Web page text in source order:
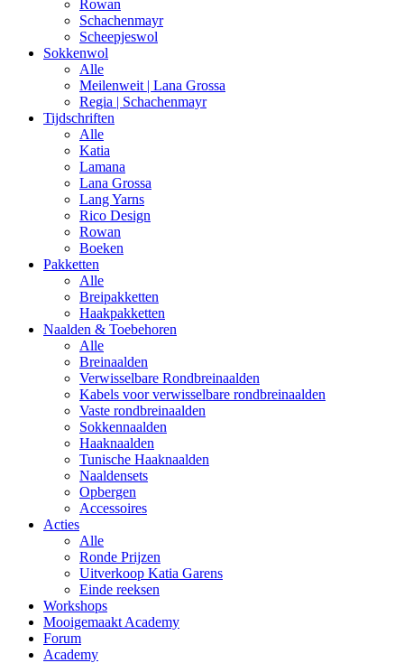
Rowan
Schachenmayr
Scheepjeswol
Sokkenwol
Alle
Meilenweit | Lana Grossa
Regia | Schachenmayr
Tijdschriften
Alle
Katia
Lamana
Lana Grossa
Lang Yarns
Rico Design
Rowan
Boeken
Pakketten
Alle
Breipakketten
Haakpakketten
Naalden & Toebehoren
Alle
Breinaalden
Verwisselbare Rondbreinaalden
Kabels voor verwisselbare rondbreinaalden
Vaste rondbreinaalden
Sokkennaalden
Haaknaalden
Tunische Haaknaalden
Naaldensets
Opbergen
Accessoires
Acties
Alle
Ronde Prijzen
Uitverkoop Katia Garens
Einde reeksen
Workshops
Mooigemaakt Academy
Forum
Academy